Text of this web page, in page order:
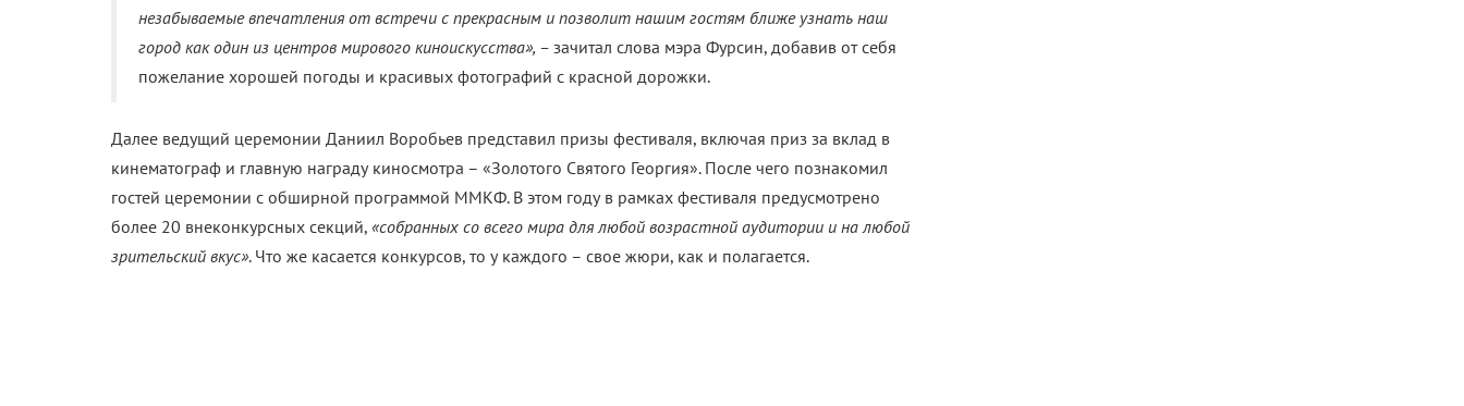
незабываемые впечатления от встречи с прекрасным и позволит нашим гостям ближе узнать наш
город как один из центров мирового киноискусства», – зачитал слова мэра Фурсин, добавив от себя
пожелание хорошей погоды и красивых фотографий с красной дорожки.
Далее ведущий церемонии Даниил Воробьев представил призы фестиваля, включая приз за вклад в
кинематограф и главную награду киносмотра – «Золотого Святого Георгия». После чего познакомил
гостей церемонии с обширной программой ММКФ. В этом году в рамках фестиваля предусмотрено
более 20 внеконкурсных секций, «собранных со всего мира для любой возрастной аудитории и на любой
зрительский вкус». Что же касается конкурсов, то у каждого – свое жюри, как и полагается.